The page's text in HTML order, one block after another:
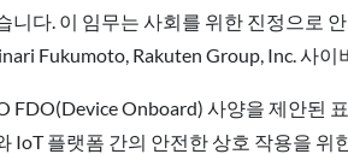
니다. 이 임무는 사회를 위한 진정으로
Fukumoto, Rakuten Group, Inc. 사
FDO(Device Onboard) 사양을 제안된
IoT 플랫폼 간의 안전한 상호 작용을